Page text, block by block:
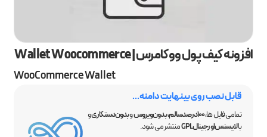
افزونه کیف پول ووکامرس | Wallet Woocommerce
WooCommerce Wallet
قابل نصب روی بینهایت دامنه...
تمامی فایل ها،100 درصد سالم ،بدون ویروسوبدون دستکاریو
بالایسنس اورجینال GPL
منتشر می شود.